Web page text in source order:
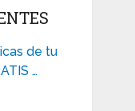
de tu
…